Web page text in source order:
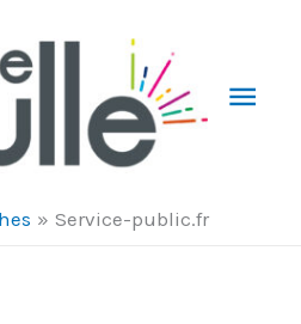
Service-public.fr